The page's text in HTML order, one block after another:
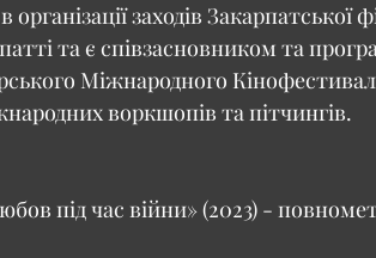
заходів Закарпатської
та є співзасновником та
Міжнародного
воркшопів та пітчингів.
під час війни» (2023) -